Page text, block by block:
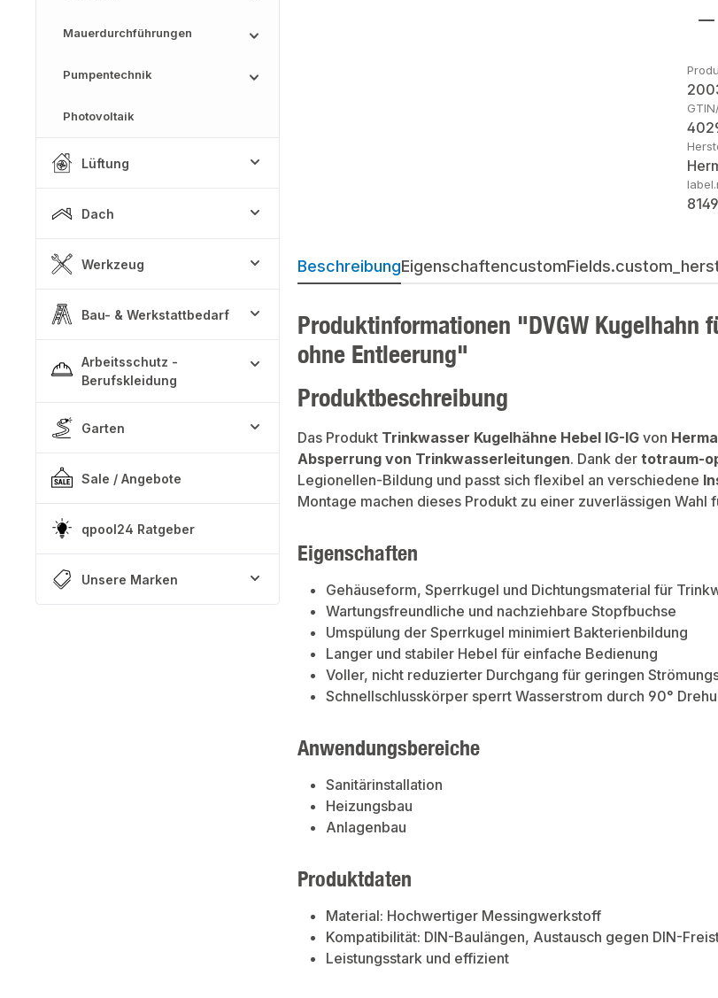
Mauerdurchführungen
Pumpentechnik
Photovoltaik
Lüftung
Dach
Werkzeug
Bau- & Werkstattbedarf
Arbeitsschutz -
Berufskleidung
Garten
Sale / Angebote
qpool24 Ratgeber
Unsere Marken
BeschreibungEigenschaften
Produktinformationen "DVGW Kugelhahn
ohne Entleerung"
Produktbeschreibung
Das Produkt Trinkwasser Kugelhähne Hebel IG-IG von
Absperrung von Trinkwasserleitungen. Dank der totraum-
Legionellen-Bildung und passt sich flexibel an verschiedene
Montage machen dieses Produkt zu einer zuverlässigen Wahl
Eigenschaften
Gehäuseform, Sperrkugel und Dichtungsmaterial für
Wartungsfreundliche und nachziehbare Stopfbuchse
Umspülung der Sperrkugel minimiert Bakterienbildung
Langer und stabiler Hebel für einfache Bedienung
Voller, nicht reduzierter Durchgang für geringen
Schnellschlusskörper sperrt Wasserstrom durch 90°
Anwendungsbereiche
Sanitärinstallation
Heizungsbau
Anlagenbau
Produktdaten
Material: Hochwertiger Messingwerkstoff
Kompatibilität: DIN-Baulängen, Austausch gegen DIN-
Leistungsstark und effizient